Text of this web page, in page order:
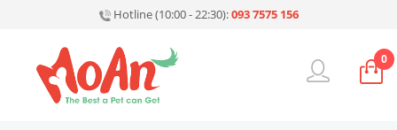
Hotline (10:00 - 22:30):093 7575 156
0